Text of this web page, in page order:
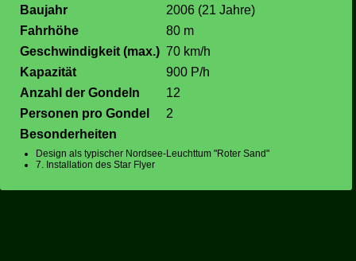
Baujahr
2006 (21 Jahre)
Fahrhöhe
80 m
Geschwindigkeit (max.) 70 km/h
Kapazität
900 P/h
Anzahl der Gondeln
12
Personen pro Gondel
2
Besonderheiten
Design als typischer Nordsee-Leuchttum "Roter Sand"
7. Installation des Star Flyer